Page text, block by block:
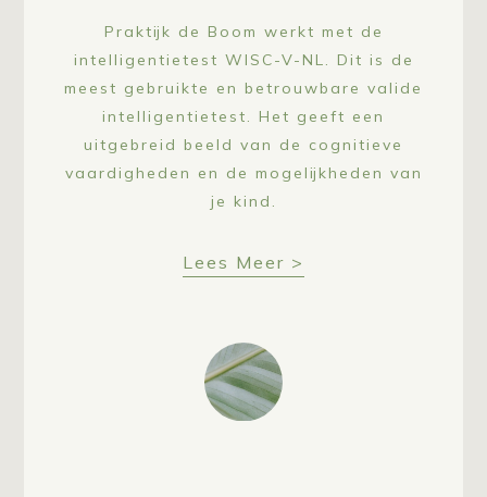
Praktijk de Boom werkt met de
intelligentietest WISC-V-NL. Dit is de
meest gebruikte en betrouwbare valide
intelligentietest. Het geeft een
uitgebreid beeld van de cognitieve
vaardigheden en de mogelijkheden van
je kind.
Lees Meer >